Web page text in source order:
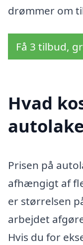
drømmer om
Få 3 tilbud,
Hvad
Prisen på
afhængigt af
er størrelsen
arbejdet
Hvis du for